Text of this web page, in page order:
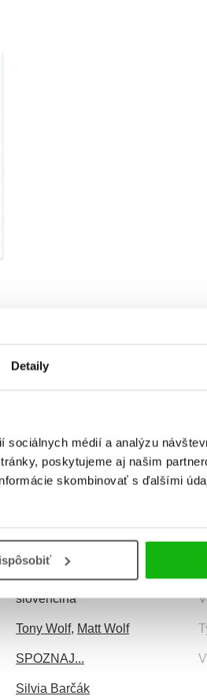
Detaily
sociálnych médií a analýzu
poskytujeme aj našim
skombinovať s ďalšími
slovenčina
Tony Wolf, Matt Wolf
SPOZNAJ...
Silvia Barčák